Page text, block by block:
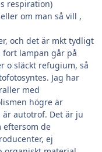
respiration)
om man så vill ,
och det är mkt tydligt
lampan går på
o släckt refugium, så
Jag har
med
högre är
autotrof. Det är ju
eftersom de
ej